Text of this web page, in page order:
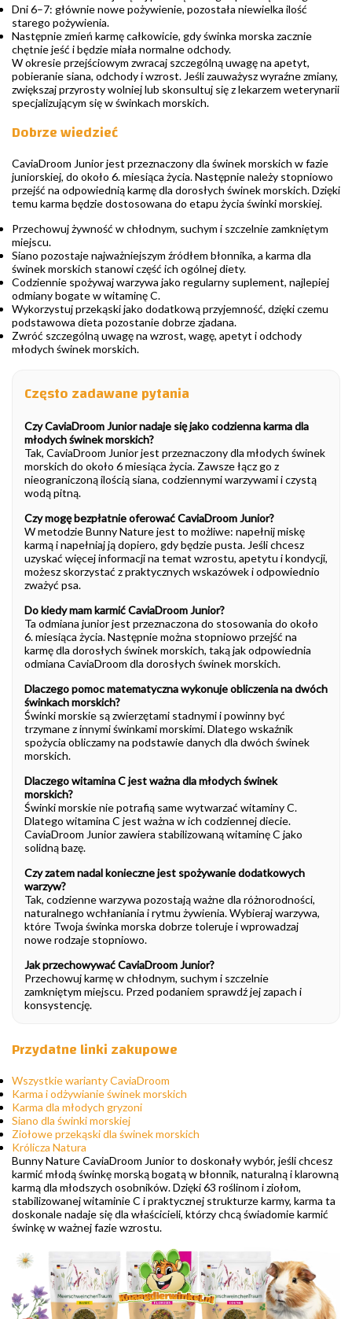
Dni 6–7: głównie nowe pożywienie, pozostała niewielka ilość
starego pożywienia.
Następnie zmień karmę całkowicie, gdy świnka morska zacznie
chętnie jeść i będzie miała normalne odchody.
W okresie przejściowym zwracaj szczególną uwagę na apetyt,
pobieranie siana, odchody i wzrost. Jeśli zauważysz wyraźne zmiany,
zwiększaj przyrosty wolniej lub skonsultuj się z lekarzem weterynarii
specjalizującym się w świnkach morskich.
Dobrze wiedzieć
CaviaDroom Junior jest przeznaczony dla świnek morskich w fazie
juniorskiej, do około 6. miesiąca życia. Następnie należy stopniowo
przejść na odpowiednią karmę dla dorosłych świnek morskich. Dzięki
temu karma będzie dostosowana do etapu życia świnki morskiej.
Przechowuj żywność w chłodnym, suchym i szczelnie zamkniętym
miejscu.
Siano pozostaje najważniejszym źródłem błonnika, a karma dla
świnek morskich stanowi część ich ogólnej diety.
Codziennie spożywaj warzywa jako regularny suplement, najlepiej
odmiany bogate w witaminę C.
Wykorzystuj przekąski jako dodatkową przyjemność, dzięki czemu
podstawowa dieta pozostanie dobrze zjadana.
Zwróć szczególną uwagę na wzrost, wagę, apetyt i odchody
młodych świnek morskich.
Często zadawane pytania
Czy CaviaDroom Junior nadaje się jako codzienna karma dla
młodych świnek morskich?
Tak, CaviaDroom Junior jest przeznaczony dla młodych świnek
morskich do około 6 miesiąca życia. Zawsze łącz go z
nieograniczoną ilością siana, codziennymi warzywami i czystą
wodą pitną.
Czy mogę bezpłatnie oferować CaviaDroom Junior?
W metodzie Bunny Nature jest to możliwe: napełnij miskę
karmą i napełniaj ją dopiero, gdy będzie pusta. Jeśli chcesz
uzyskać więcej informacji na temat wzrostu, apetytu i kondycji,
możesz skorzystać z praktycznych wskazówek i odpowiednio
zważyć psa.
Do kiedy mam karmić CaviaDroom Junior?
Ta odmiana junior jest przeznaczona do stosowania do około
6. miesiąca życia. Następnie można stopniowo przejść na
karmę dla dorosłych świnek morskich, taką jak odpowiednia
odmiana CaviaDroom dla dorosłych świnek morskich.
Dlaczego pomoc matematyczna wykonuje obliczenia na dwóch
świnkach morskich?
Świnki morskie są zwierzętami stadnymi i powinny być
trzymane z innymi świnkami morskimi. Dlatego wskaźnik
spożycia obliczamy na podstawie danych dla dwóch świnek
morskich.
Dlaczego witamina C jest ważna dla młodych świnek
morskich?
Świnki morskie nie potrafią same wytwarzać witaminy C.
Dlatego witamina C jest ważna w ich codziennej diecie.
CaviaDroom Junior zawiera stabilizowaną witaminę C jako
solidną bazę.
Czy zatem nadal konieczne jest spożywanie dodatkowych
warzyw?
Tak, codzienne warzywa pozostają ważne dla różnorodności,
naturalnego wchłaniania i rytmu żywienia. Wybieraj warzywa,
które Twoja świnka morska dobrze toleruje i wprowadzaj
nowe rodzaje stopniowo.
Jak przechowywać CaviaDroom Junior?
Przechowuj karmę w chłodnym, suchym i szczelnie
zamkniętym miejscu. Przed podaniem sprawdź jej zapach i
konsystencję.
Przydatne linki zakupowe
Wszystkie warianty CaviaDroom
Karma i odżywianie świnek morskich
Karma dla młodych gryzoni
Siano dla świnki morskiej
Ziołowe przekąski dla świnek morskich
Królicza Natura
Bunny Nature CaviaDroom Junior to doskonały wybór, jeśli chcesz
karmić młodą świnkę morską bogatą w błonnik, naturalną i klarowną
karmą dla młodszych osobników. Dzięki 63 roślinom i ziołom,
stabilizowanej witaminie C i praktycznej strukturze karmy, karma ta
doskonale nadaje się dla właścicieli, którzy chcą świadomie karmić
świnkę w ważnej fazie wzrostu.